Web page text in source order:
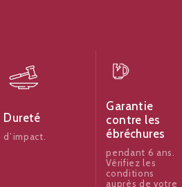
Dureté
d’impact.
Garantie
contre les
ébréchures
pendant 6 ans.
Vérifiez les
conditions
auprès de votre